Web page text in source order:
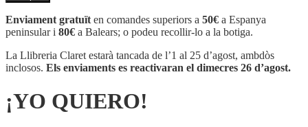
¡YO
QUIERO!
Enviament gratuït en comandes superiors a 50€ a Espanya
peninsular i 80€ a Balears; o podeu recollir-lo a la botiga.
La Llibreria Claret estarà tancada de l’1 al 25 d’agost, ambdòs
inclosos. Els enviaments es reactivaran el dimecres 26 d’agost.
¡YO QUIERO!